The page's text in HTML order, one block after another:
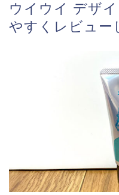
ウイウイ デザ
やすくレビュー